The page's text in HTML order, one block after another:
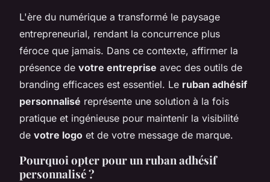
L'ère du numérique a transformé le paysage
entrepreneurial, rendant la concurrence plus
féroce que jamais. Dans ce contexte, affirmer la
présence de votre entreprise avec des outils de
branding efficaces est essentiel. Le ruban adhésif
personnalisé représente une solution à la fois
pratique et ingénieuse pour maintenir la visibilité
de votre logo et de votre message de marque.
Pourquoi opter pour un ruban adhésif
personnalisé?